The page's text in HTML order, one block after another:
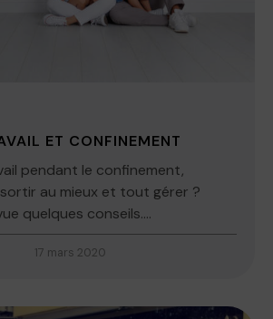
ET CONFINEMENT
pendant le confinement,
sortir au mieux et tout gérer ?
quelques conseils....
17 mars 2020